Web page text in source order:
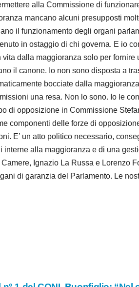
alla Commissione di
mancano alcuni presupposti
il funzionamento degli organi
in ostaggio di chi governa. E io
dalla maggioranza solo per
il canone. Io non sono disposta a
bocciate dalla
una resa. Non lo sono. Io le
di opposizione in Commissione
componenti delle forze di
E’ un atto politico necessario,
alla maggioranza e di una
Ignazio La Russa e Lorenzo
di garanzia del Parlamento. Le